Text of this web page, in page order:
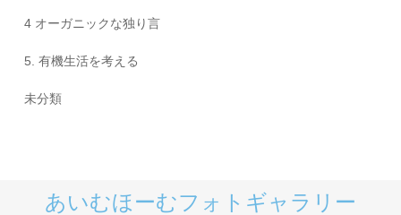
4 オーガニックな独り言
5. 有機生活を考える
未分類
あいむほーむフォトギャラリー